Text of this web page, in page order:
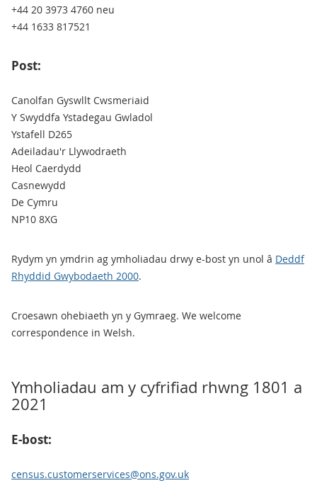
+44 20 3973 4760 neu
+44 1633 817521
Post:
Canolfan Gyswllt Cwsmeriaid
Y Swyddfa Ystadegau Gwladol
Ystafell D265
Adeiladau'r Llywodraeth
Heol Caerdydd
Casnewydd
De Cymru
NP10 8XG
Rydym yn ymdrin ag ymholiadau drwy e-bost yn unol â Deddf
Rhyddid Gwybodaeth 2000.
Croesawn ohebiaeth yn y Gymraeg. We welcome
correspondence in Welsh.
Ymholiadau am y cyfrifiad rhwng 1801 a
2021
E-bost:
census.customerservices@ons.gov.uk